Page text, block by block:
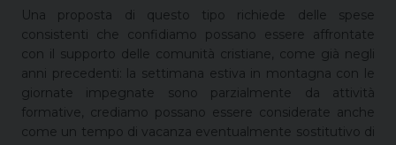
Una proposta di questo tipo richiede delle spese
consistenti che confidiamo possano essere affrontate
con il supporto delle comunità cristiane, come già negli
anni precedenti: la settimana estiva in montagna con le
giornate impegnate sono parzialmente da attività
formative, crediamo possano essere considerate anche
come un tempo di vacanza eventualmente sostitutivo di